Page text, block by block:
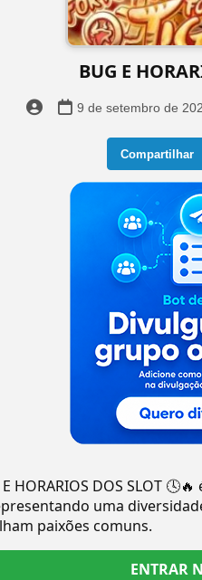
BUG E
9 de setembro de
Compartilhar
HORARIOS DOS SLOT
uma
paixões comuns.
ENTRAR